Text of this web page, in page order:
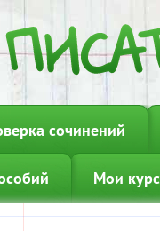
сочинений
Мои